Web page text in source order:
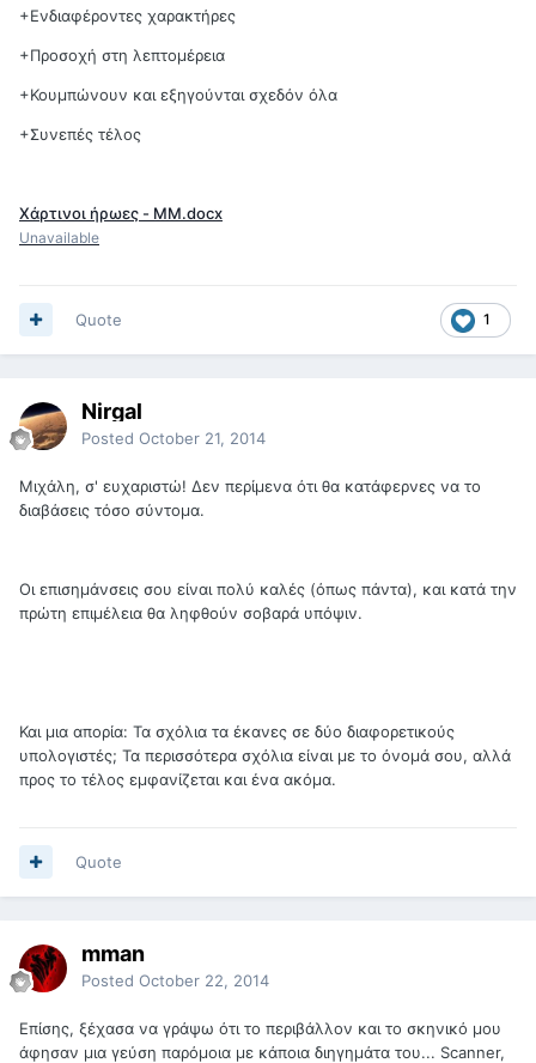
+Ενδιαφέροντες χαρακτήρες
+Προσοχή στη λεπτομέρεια
+Κουμπώνουν και εξηγούνται σχεδόν όλα
+Συνεπές τέλος
Χάρτινοι ήρωες - MM.docx
Unavailable
1
Quote
Nirgal
Posted October 21, 2014
Μιχάλη, σ' ευχαριστώ! Δεν περίμενα ότι θα κατάφερνες να το
διαβάσεις τόσο σύντομα.
Οι επισημάνσεις σου είναι πολύ καλές (όπως πάντα), και κατά την
πρώτη επιμέλεια θα ληφθούν σοβαρά υπόψιν.
Και μια απορία: Τα σχόλια τα έκανες σε δύο διαφορετικούς
υπολογιστές; Τα περισσότερα σχόλια είναι με το όνομά σου, αλλά
προς το τέλος εμφανίζεται και ένα ακόμα.
Quote
mman
Posted October 22, 2014
Επίσης, ξέχασα να γράψω ότι το περιβάλλον και το σκηνικό μου
άφησαν μια γεύση παρόμοια με κάποια διηγημάτα του... Scanner,